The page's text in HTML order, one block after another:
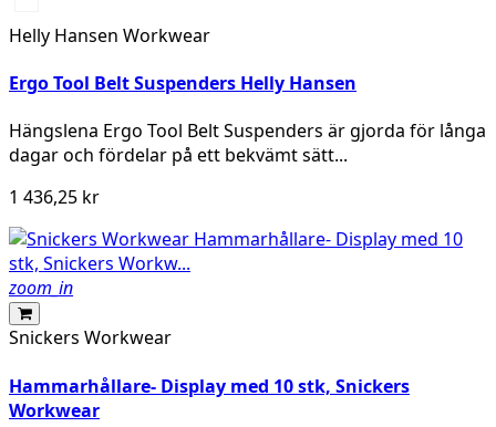
BLACK
Helly Hansen Workwear
Ergo Tool Belt Suspenders Helly Hansen
Hängslena Ergo Tool Belt Suspenders är gjorda för långa
dagar och fördelar på ett bekvämt sätt...
1 436,25 kr
zoom_in
Snickers Workwear
Hammarhållare- Display med 10 stk, Snickers
Workwear